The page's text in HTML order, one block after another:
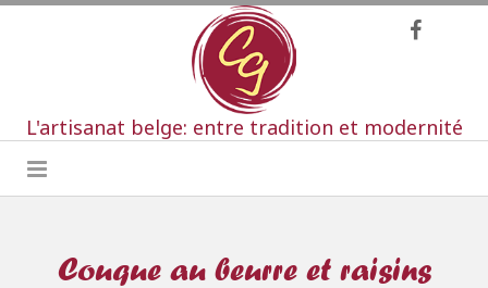
L'artisanat belge: entre tradition et modernité
Couque au beurre et raisins